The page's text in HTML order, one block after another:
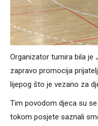
Organizator turnira bila je
zapravo promocija
lijepog što je vezano za
Tim povodom djeca su
tokom posjete saznali